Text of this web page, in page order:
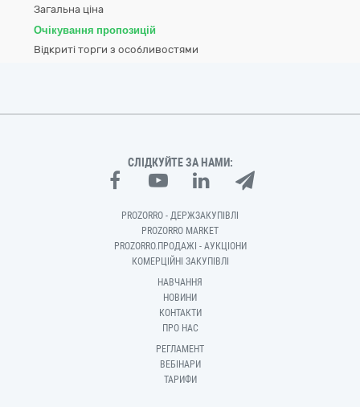
Загальна ціна
Очікування пропозицій
Відкриті торги з особливостями
СЛІДКУЙТЕ ЗА НАМИ:
PROZORRO - ДЕРЖЗАКУПІВЛІ
PROZORRO MARKET
PROZORRO.ПРОДАЖІ - АУКЦІОНИ
КОМЕРЦІЙНІ ЗАКУПІВЛІ
НАВЧАННЯ
НОВИНИ
КОНТАКТИ
ПРО НАС
РЕГЛАМЕНТ
ВЕБІНАРИ
ТАРИФИ